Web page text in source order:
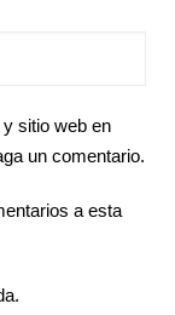
sitio web en
un comentario.
a esta